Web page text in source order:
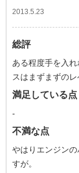
2013.5.23
総評
ある程度手を入
スはまずまずのレ
満足している点
-
不満な点
やはりエンジン
すが。